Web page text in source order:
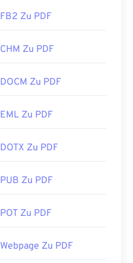
FB2 Zu PDF
CHM Zu PDF
DOCM Zu PDF
EML Zu PDF
DOTX Zu PDF
PUB Zu PDF
POT Zu PDF
Webpage Zu PDF